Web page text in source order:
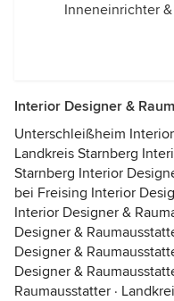
Inneneinrichter
Interior Designer &
Unterschleißheim
Landkreis Starnberg
Starnberg Interior
bei Freising Interior
Interior Designer &
Designer &
Designer &
Designer &
Raumausstatter ·